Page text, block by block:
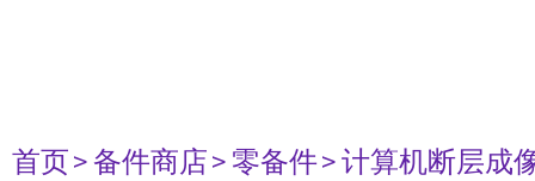
首页> 备件商店> 零备件> 计算机断层成